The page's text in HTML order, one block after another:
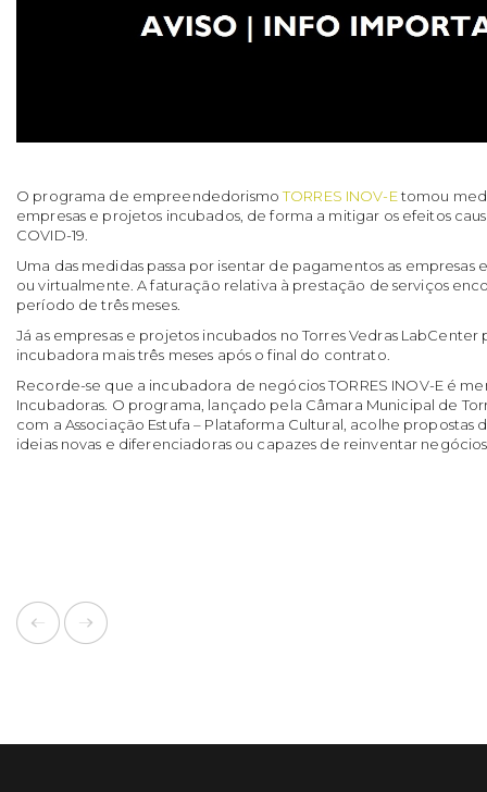
O programa de empreendedorismoTORRES INOV-Etomou
empresas e projetos incubados, de forma a mitigar os efeitos
COVID-19.
Uma das medidas passa por isentar de pagamentos as empresas
ou virtualmente. A faturação relativa à prestação de serviços
período de três meses.
Já as empresas e projetos incubados no Torres Vedras
incubadora mais três meses após o final do contrato.
Recorde-se que a incubadora de negócios TORRES INOV-E é
Incubadoras. O programa, lançado pela Câmara Municipal de
com a Associação Estufa – Plataforma Cultural, acolhe propostas
ideias novas e diferenciadoras ou capazes de reinventar